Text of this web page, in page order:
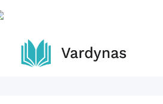
Skip
to
content